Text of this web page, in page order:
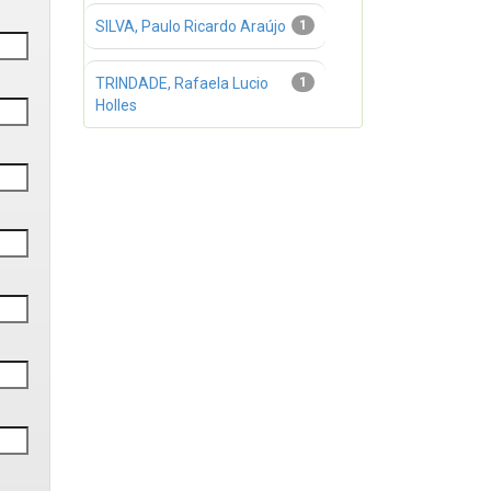
1
SILVA, Paulo Ricardo Araújo
1
TRINDADE, Rafaela Lucio
Holles